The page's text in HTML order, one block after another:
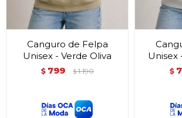
Canguro de Felpa
Unisex - Verde Oliva
$ 799 $ 1.190
Unisex
$